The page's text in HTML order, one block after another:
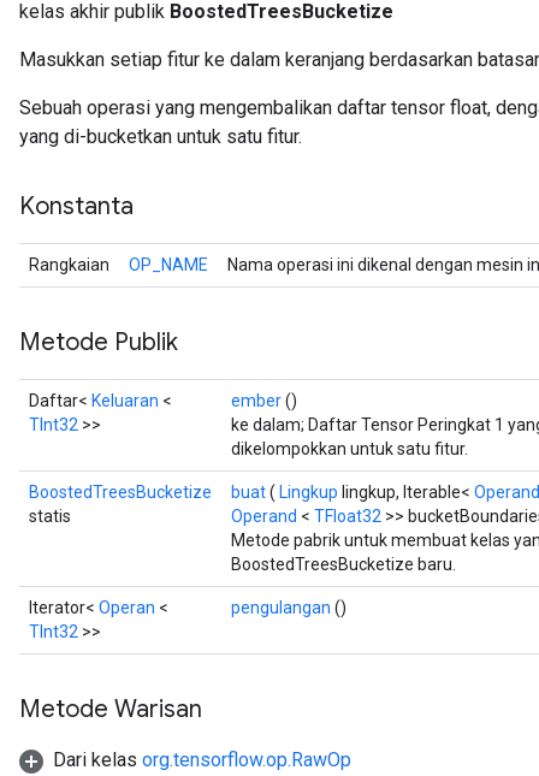
kelas akhir publik BoostedTreesBucketize
Masukkan setiap fitur ke dalam keranjang berdasarkan
Sebuah operasi yang mengembalikan daftar tensor float,
yang di-bucketkan untuk satu fitur.
Konstanta
Rangkaian OP_NAME Nama operasi ini dikenal dengan mesin
Metode Publik
Daftar< Keluaran <
TInt32 >>
ember()
ke dalam; Daftar Tensor Peringkat 1
dikelompokkan untuk satu fitur.
BoostedTreesBucketize
statis
buat( Lingkup lingkup, Iterable< Operand
Operand < TFloat32 >>
Metode pabrik untuk membuat kelas
BoostedTreesBucketize baru.
Iterator< Operan <
TInt32 >>
pengulangan ()
Metode Warisan
Dari kelas org.tensorflow.op.RawOp